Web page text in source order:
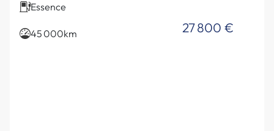
Essence
45 000km 27 800 €